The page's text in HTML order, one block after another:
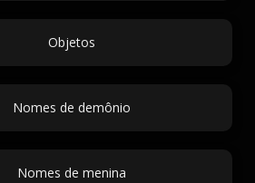
Objetos
Nomes de demônio
Nomes de menina